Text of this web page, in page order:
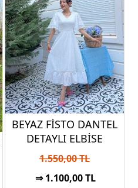
BEYAZ FİSTO DANTEL
DETAYLI ELBİSE
1.550,00 TL
⇒ 1.100,00 TL